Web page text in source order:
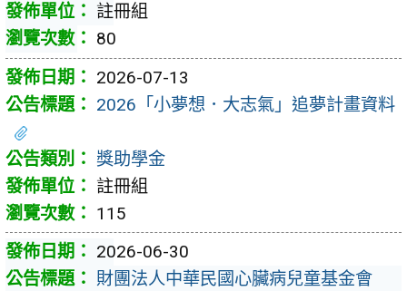
註冊組
80
2026-07-13
2026「小夢想．大志氣」追夢計畫資料
獎助學金
註冊組
115
2026-06-30
財團法人中華民國心臟病兒童基金會